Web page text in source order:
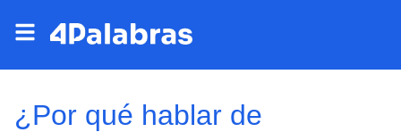
¿Por qué hablar de